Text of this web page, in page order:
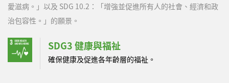
愛滋病。」以及 SDG 10.2：「增強並促進所有人的社會、經濟和政
治包容性。」的願景。
SDG3 健康與福祉
確保健康及促進各年齡層的福祉。